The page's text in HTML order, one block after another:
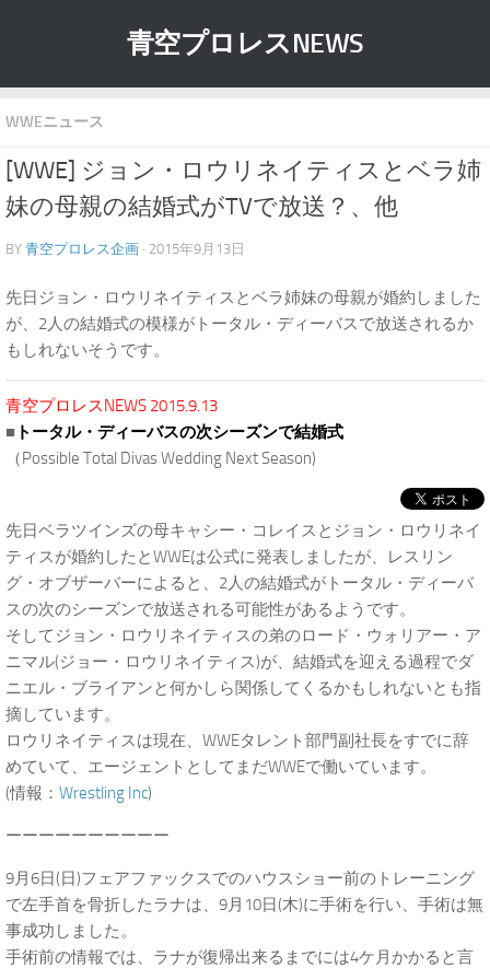
青空プロレスNEWS
WWEニュース
[WWE] ジョン・ロウリネイティスとベラ姉
妹の母親の結婚式がTVで放送？、他
BY 青空プロレス企画 · 2015年9月13日
先日ジョン・ロウリネイティスとベラ姉妹の母親が婚約しました
が、2人の結婚式の模様がトータル・ディーバスで放送されるか
もしれないそうです。
青空プロレスNEWS 2015.9.13
■ トータル・ディーバスの次シーズンで結婚式
（Possible Total Divas Wedding Next Season)
先日ベラツインズの母キャシー・コレイスとジョン・ロウリネイ
ティスが婚約したとWWEは公式に発表しましたが、レスリン
グ・オブザーバーによると、2人の結婚式がトータル・ディーバ
スの次のシーズンで放送される可能性があるようです。
そしてジョン・ロウリネイティスの弟のロード・ウォリアー・ア
ニマル(ジョー・ロウリネイティス)が、結婚式を迎える過程でダ
ニエル・ブライアンと何かしら関係してくるかもしれないとも指
摘しています。
ロウリネイティスは現在、WWEタレント部門副社長をすでに辞
めていて、エージェントとしてまだWWEで働いています。
(情報： Wrestling Inc)
ーーーーーーーーーー
9月6日(日)フェアファックスでのハウスショー前のトレーニング
で左手首を骨折したラナは、9月10日(木)に手術を行い、手術は無
事成功しました。
手術前の情報では、ラナが復帰出来るまでには4ケ月かかると言